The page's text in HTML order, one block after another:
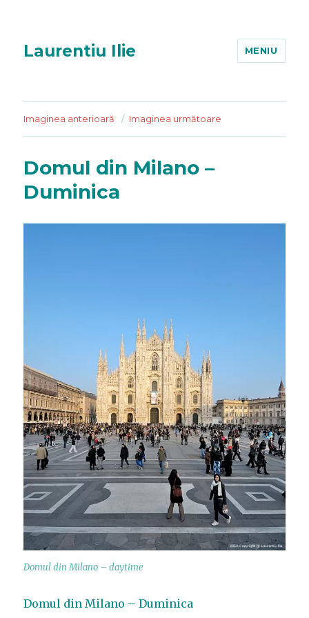
Laurentiu Ilie MENIU
Imaginea anterioară Imaginea următoare
Domul din Milano –
Duminica
Domul din Milano – daytime
Domul din Milano – Duminica